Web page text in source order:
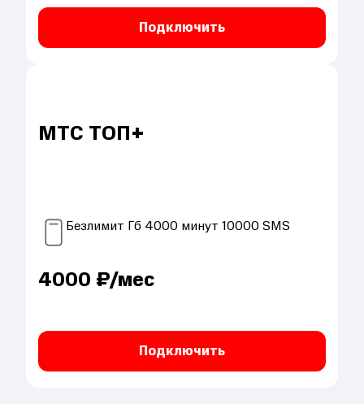
Подключить
МТС ТОП+
Безлимит Гб 4000 минут 10000SMS
4000 ₽/мес
Подключить